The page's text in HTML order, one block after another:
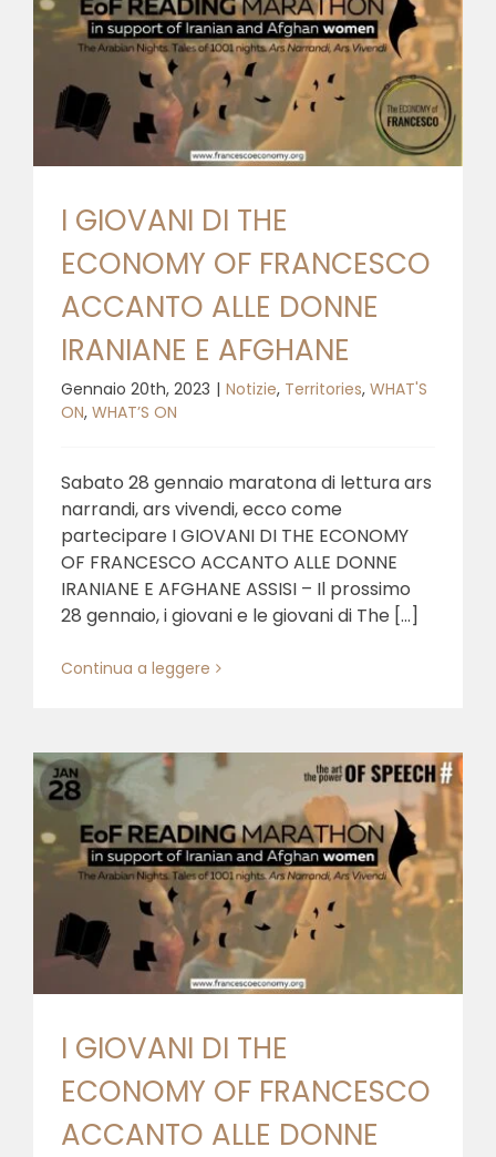
I GIOVANI DI THE
ECONOMY OF FRANCESCO
ACCANTO ALLE DONNE
IRANIANE E AFGHANE
Gennaio 20th, 2023 | Notizie, Territories, WHAT'S
ON, WHAT’S ON
Sabato 28 gennaio maratona di lettura ars
narrandi, ars vivendi, ecco come
partecipare I GIOVANI DI THE ECONOMY
OF FRANCESCO ACCANTO ALLE DONNE
IRANIANE E AFGHANE ASSISI – Il prossimo
28 gennaio, i giovani e le giovani di The [...]
Continua a leggere
I GIOVANI DI THE
ECONOMY OF FRANCESCO
ACCANTO ALLE DONNE